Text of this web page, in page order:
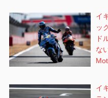
イ
ッ
ド
な
イ